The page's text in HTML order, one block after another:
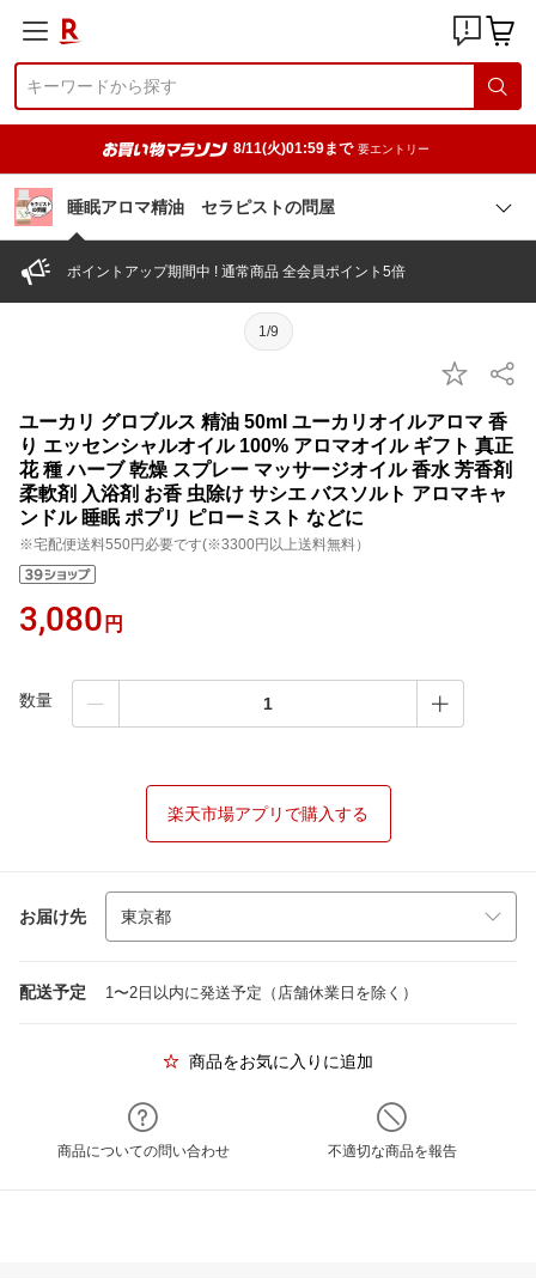
8/11(火)01:59まで 要エントリー
睡眠アロマ精油 セラピストの問屋
ポイントアップ期間中 ! 通常商品 全会員ポイント5倍
1/9
ユーカリ グロブルス 精油 50ml ユーカリオイルアロマ 香
り エッセンシャルオイル 100% アロマオイル ギフト 真正
花 種 ハーブ 乾燥 スプレー マッサージオイル 香水 芳香剤
柔軟剤 入浴剤 お香 虫除け サシエ バスソルト アロマキャ
ンドル 睡眠 ポプリ ピローミスト などに
※宅配便送料550円必要です(※3300円以上送料無料）
3,080 円
数量
楽天市場アプリで購入する
お届け先
配送予定 1〜2日以内に発送予定（店舗休業日を除く）
商品をお気に入りに追加
商品についての問い合わせ 不適切な商品を報告